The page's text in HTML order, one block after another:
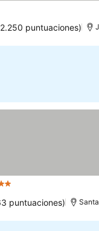
puntuaciones)
puntuaciones)